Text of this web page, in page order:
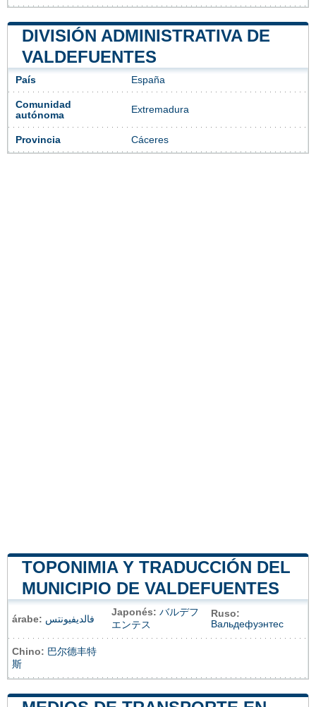
DIVISIÓN ADMINISTRATIVA DE
VALDEFUENTES
País España
Comunidad
autónoma
Extremadura
Provincia Cáceres
TOPONIMIA Y TRADUCCIÓN DEL
MUNICIPIO DE VALDEFUENTES
árabe: فالديفيونتس
Japonés: バルデフ
エンテス
Ruso:
Вальдефуэнтес
Chino: 巴尔德丰特
斯